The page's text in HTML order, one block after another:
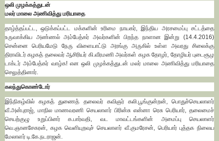
ஒலி முழக்கத்துடன்
மலர் மாலை அணிவித்து மரியாதை
தாழ்த்தப்பட்ட, ஒடுக்கப்பட்ட மக்களின் உரிமை நாயகர், இந்திய அரசமைப்பு சட்டத்தை
உருவாக்கிய அண்ணல் அம்பேத்கர் அவர்களின் பிறந்த நாளான இன்று (14.4.2016)
சென்னை பெரியமேடு நேரு விளையாட்டு அரங்கு அருகில் உள்ள அவரது சிலைக்கு
திராவிடர் கழகத் தலைவர் ஆசிரியர் கி.வீரமணி அவர்கள் கழக தோழர், தோழியர் புடைசூழ
டாக்டர் அம்பேத்கர் வாழ்க! என ஒலி முழக்கத்துடன் மலர் மாலை அணிவித்து மரியாதை
செலுத்தினார்.
கலந்துகொண்டோர்
இந்நிகழ்வில் கழகத் துணைத் தலைவர் கவிஞர் கலி.பூங்குன்றன், பொதுச்செயலாளர்
வீ.அன்புராஜ், மாநில மாணவரணி செயலாளர் பிரின்சு என்னா ரெசு பெரியார், தலைமைச்
செயற்குழு உறுப்பினர் க.பார்வதி, வட மாவட்டங்களின் அமைப்பு செயலாளர்
வெ.ஞானசேகரன், கழக வெளியுறவுச் செயலாளர் வீ.குமரேசன், பெரியார் புத்தக நிலைய
மேலாளர் டி.கே.நடராஜன்.